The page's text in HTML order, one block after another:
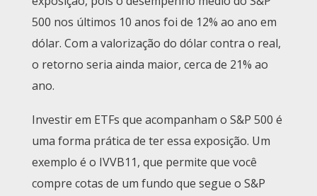
500 nos últimos 10 anos foi de 12% ao ano em
dólar. Com a valorização do dólar contra o real,
o retorno seria ainda maior, cerca de 21% ao
ano.
Investir em ETFs que acompanham o S&P 500 é
uma forma prática de ter essa exposição. Um
exemplo é o IVVB11, que permite que você
compre cotas de um fundo que segue o S&P